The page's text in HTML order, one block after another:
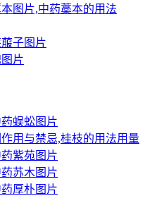
图片,中药藁本的用法
子图片
片
蜈蚣图片
用与禁忌,桂枝的用法用量
紫苑图片
苏木图片
厚朴图片